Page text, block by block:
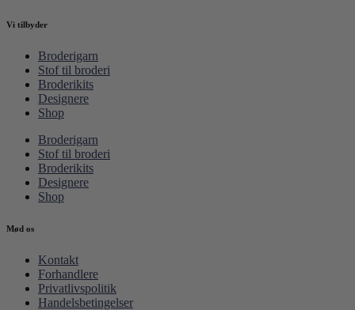
Vi tilbyder
Broderigarn
Stof til broderi
Broderikits
Designere
Shop
Broderigarn
Stof til broderi
Broderikits
Designere
Shop
Mød os
Kontakt
Forhandlere
Privatlivspolitik
Handelsbetingelser